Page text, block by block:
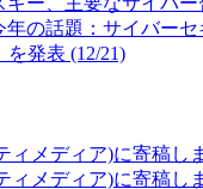
年の話題：サイバー
発表 (12/21)
ィメディア)に寄稿し
ィメディア)に寄稿し